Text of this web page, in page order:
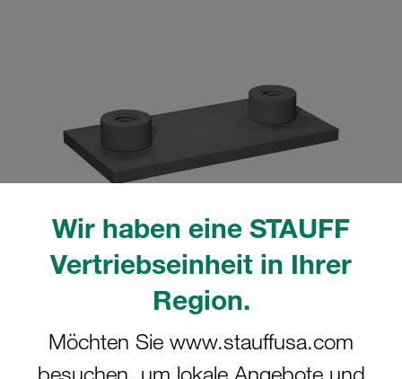
Wir haben eine STAUFF
Vertriebseinheit in Ihrer
Region.
Möchten Sie www.stauffusa.com